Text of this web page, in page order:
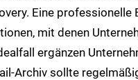
Eine
mit denen
ergänzen
Archiv sollte